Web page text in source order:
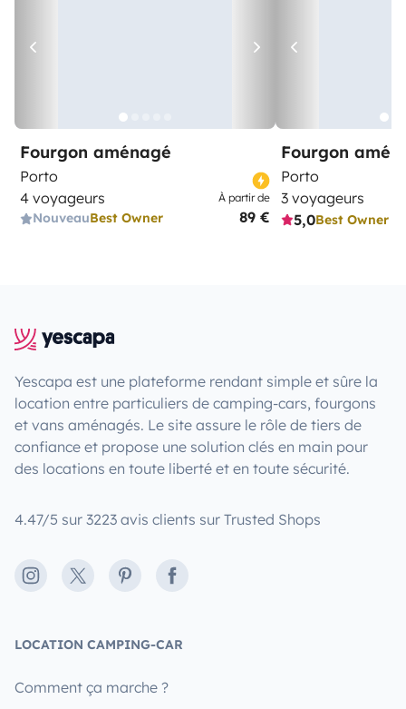
Fourgon aménagé
Porto
4 voyageurs
NouveauBest Owner
À partir de
89 €
Fourgon
Porto
3 voyageurs
5,0Best Owner
Yescapa est une plateforme rendant simple et sûre la
location entre particuliers de camping-cars, fourgons
et vans aménagés. Le site assure le rôle de tiers de
confiance et propose une solution clés en main pour
des locations en toute liberté et en toute sécurité.
4.47/5 sur 3223 avis clients sur Trusted Shops
Instagram
X PinterestFacebook
LOCATION CAMPING-CAR
Comment ça marche ?